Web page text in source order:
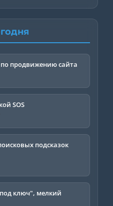
продвижению сайта
SOS
подсказок
ключ", мелкий